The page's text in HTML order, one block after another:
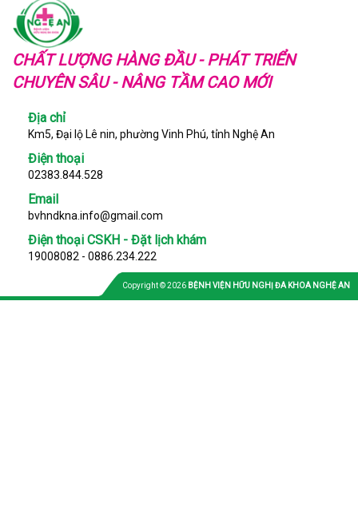
CHẤT LƯỢNG HÀNG ĐẦU - PHÁT TRIỂN
CHUYÊN SÂU - NÂNG TẦM CAO MỚI
Địa chỉ
Km5, Đại lộ Lê nin, phường Vinh Phú, tỉnh Nghệ An
Điện thoại
02383.844.528
Email
bvhndkna.info@gmail.com
Điện thoại CSKH - Đặt lịch khám
19008082 - 0886.234.222
Copyright © 2026 BỆNH VIỆN HỮU NGHỊ ĐA KHOA NGHỆ AN